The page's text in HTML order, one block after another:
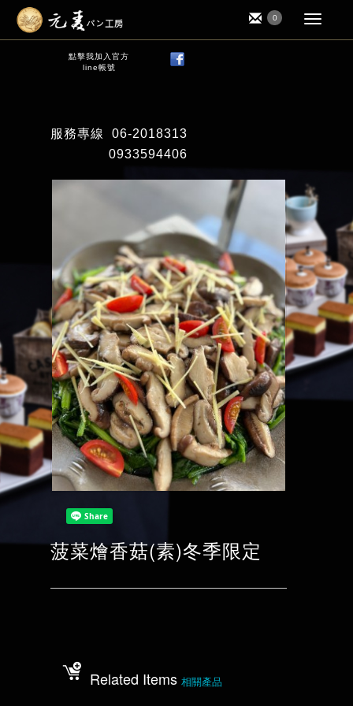
0
點擊我加入官方
line帳號
服務專線
06-2018313
0933594406
菠菜燴香菇(素)冬季限定
Related Items 相關產品